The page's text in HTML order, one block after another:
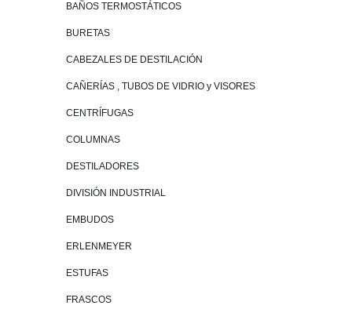
BAÑOS TERMOSTÁTICOS
BURETAS
CABEZALES DE DESTILACIÓN
CAÑERÍAS , TUBOS DE VIDRIO y VISORES
CENTRÍFUGAS
COLUMNAS
DESTILADORES
DIVISIÓN INDUSTRIAL
EMBUDOS
ERLENMEYER
ESTUFAS
FRASCOS